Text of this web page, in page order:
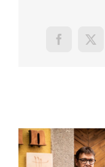
Facebook
X